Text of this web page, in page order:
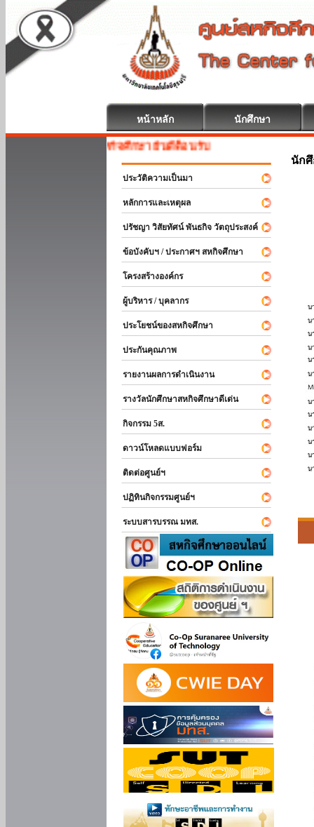
หน้าหลัก นักศึกษา
สหกิจศึกษา ยินดีต้อนรับ
ประวัติความเป็นมา
หลักการและเหตุผล
ปรัชญา วิสัยทัศน์ พันธกิจ วัตถุประสงค์
ข้อบังคับฯ / ประกาศฯ สหกิจศึกษา
โครงสร้างองค์กร
ผู้บริหาร / บุคลากร
ประโยชน์ของสหกิจศึกษา
ประกันคุณภาพ
รายงานผลการดำเนินงาน
รางวัลนักศึกษาสหกิจศึกษาดีเด่น
กิจกรรม 5ส.
ดาวน์โหลดแบบฟอร์ม
ติดต่อศูนย์ฯ
ปฏิทินกิจกรรมศูนย์ฯ
ระบบสารบรรณ มทส.
นัก